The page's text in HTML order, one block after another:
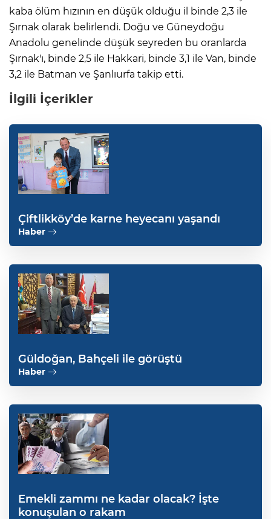
kaba ölüm hızının en düşük olduğu il binde 2,3 ile
Şırnak olarak belirlendi. Doğu ve Güneydoğu
Anadolu genelinde düşük seyreden bu oranlarda
Şırnak'ı, binde 2,5 ile Hakkari, binde 3,1 ile Van, binde
3,2 ile Batman ve Şanlıurfa takip etti.
İlgili İçerikler
Çiftlikköy’de karne heyecanı yaşandı
Haber
Güldoğan, Bahçeli ile görüştü
Haber
Emekli zammı ne kadar olacak? İşte
konuşulan o rakam